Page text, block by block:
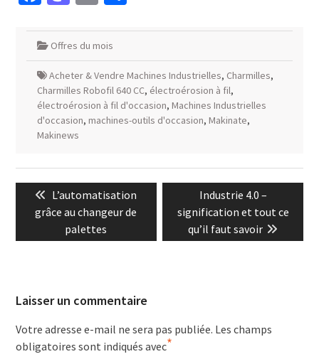
Offres du mois
Acheter & Vendre Machines Industrielles, Charmilles,
Charmilles Robofil 640 CC, électroérosion à fil,
électroérosion à fil d'occasion, Machines Industrielles
d'occasion, machines-outils d'occasion, Makinate,
Makinews
l’article
Previous
post:
L’automatisation
grâce au changeur de
palettes
Next
post:
Industrie 4.0 –
signification et tout ce
qu’il faut savoir
Laisser un commentaire
Votre adresse e-mail ne sera pas publiée. Les champs
obligatoires sont indiqués avec*